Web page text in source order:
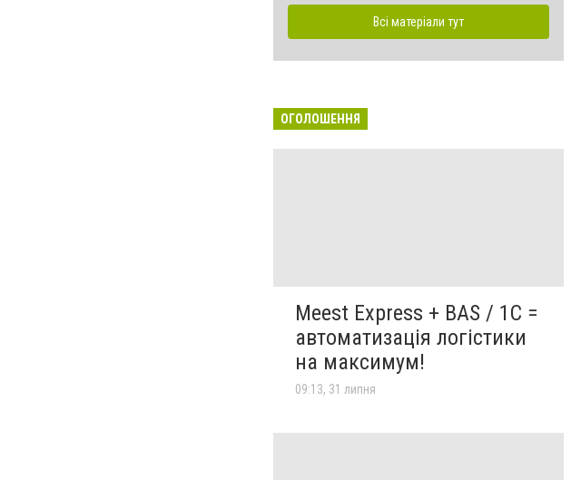
Всі матеріали тут
ОГОЛОШЕННЯ
Meest Express + BAS / 1C =
автоматизація логістики
на максимум!
09:13, 31 липня